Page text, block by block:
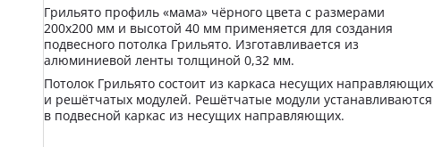
Грильято профиль «мама» чёрного цвета с размерами
200х200 мм и высотой 40 мм применяется для создания
подвесного потолка Грильято. Изготавливается из
алюминиевой ленты толщиной 0,32 мм.
Потолок Грильято состоит из каркаса несущих направляющих
и решётчатых модулей. Решётчатые модули устанавливаются
в подвесной каркас из несущих направляющих.